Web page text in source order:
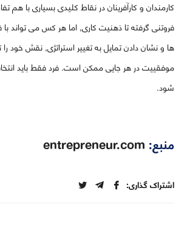
کارمندان و کارآفرینان در نقاط کلیدی بسیاری با هم
فروتنی گرفته تا ذهنیت کاری, اما هر کس می تواند
ها و نشان دادن تمایل به تغییر استراتژی, نقش خود را
موفقییت در هر جایی ممکن است. فرد فقط باید
شود.
منبع:entrepreneur.com
اشتراک گذاری: